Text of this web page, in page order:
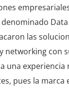
empresariales
las
networking con
a una
pues la marca